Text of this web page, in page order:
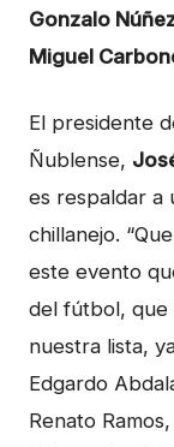
Gonzalo
Miguel
El presidente
Ñublense,
es respaldar a
chillanejo.
este evento
del fútbol, que
nuestra lista,
Edgardo
Renato